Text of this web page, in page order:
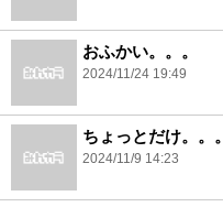
おふかい。。。
2024/11/24 19:49
ちょっとだけ。。。
2024/11/9 14:23